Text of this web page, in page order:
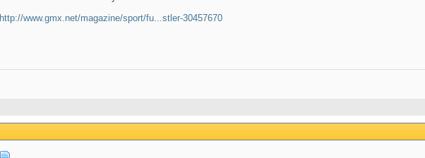
http://www.gmx.net/magazine/sport/fu...stler-30457670